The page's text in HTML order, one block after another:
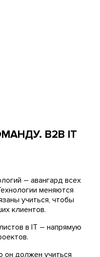
B2B IT
– авангард всех
меняются
учиться, чтобы
клиентов.
в IT – напрямую
он должен учиться